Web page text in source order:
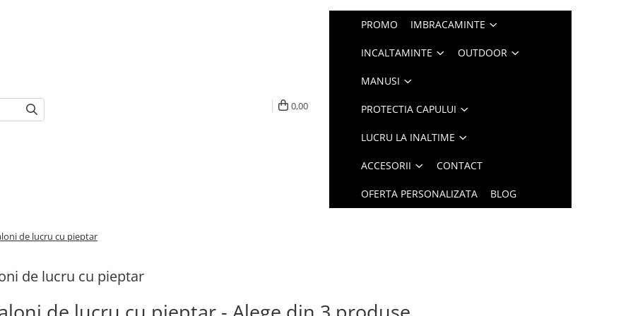
0,00
PROMO IMBRACAMINTE
INCALTAMINTE OUTDOOR
MANUSI
PROTECTIA CAPULUI
LUCRU LA INALTIME
ACCESORII CONTACT
OFERTA PERSONALIZATA BLOG
de lucru cu pieptar
de lucru cu pieptar